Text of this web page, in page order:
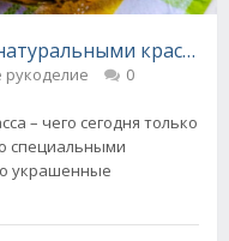
рукоделие 0
– чего сегодня только
специальными
украшенные